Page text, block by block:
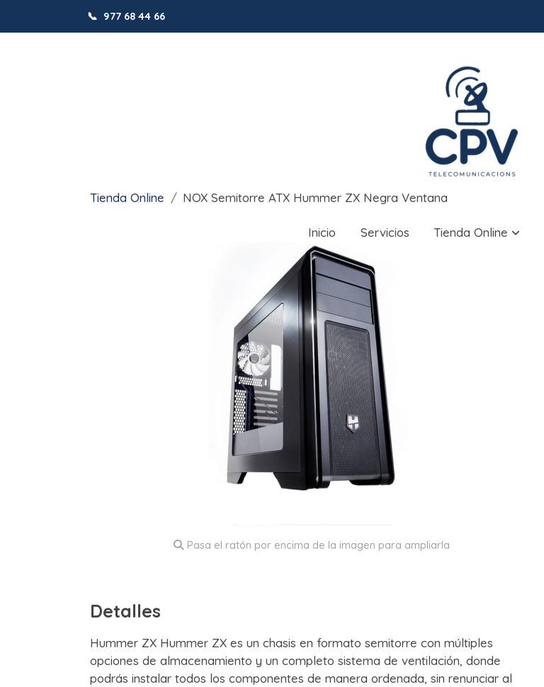
📞 977 68 44 66
Inicio Servicios Tienda Online
Tienda Online NOX Semitorre ATX Hummer ZX Negra Ventana
Pasa el ratón por encima de la imagen para ampliarla
Detalles
Hummer ZX Hummer ZX es un chasis en formato semitorre con múltiples
opciones de almacenamiento y un completo sistema de ventilación, donde
podrás instalar todos los componentes de manera ordenada, sin renunciar al